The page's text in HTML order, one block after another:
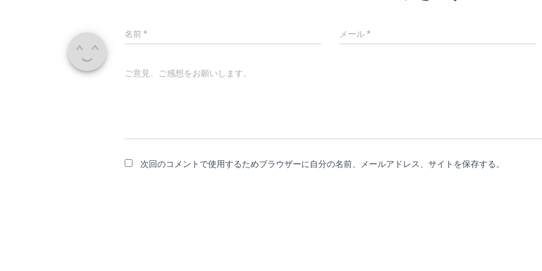
名前* メール*
ご意見、ご感想をお願いします。
次回のコメントで使用するためブラウザーに自分の名前、メールアドレス、サイトを保存する。